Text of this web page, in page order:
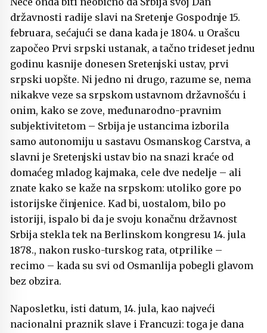
državnosti radije slavi na Sretenje Gospodnje 15.
februara, sećajući se dana kada je 1804. u Orašcu
započeo Prvi srpski ustanak, a tačno trideset jednu
godinu kasnije donesen Sretenjski ustav, prvi
srpski uopšte. Ni jedno ni drugo, razume se, nema
nikakve veze sa srpskom ustavnom državnošću i
onim, kako se zove, međunarodno-pravnim
subjektivitetom – Srbija je ustancima izborila
samo autonomiju u sastavu Osmanskog Carstva, a
slavni je Sretenjski ustav bio na snazi kraće od
domaćeg mladog kajmaka, cele dve nedelje – ali
znate kako se kaže na srpskom: utoliko gore po
istorijske činjenice. Kad bi, uostalom, bilo po
istoriji, ispalo bi da je svoju konačnu državnost
Srbija stekla tek na Berlinskom kongresu 14. jula
1878., nakon rusko-turskog rata, otprilike –
recimo – kada su svi od Osmanlija pobegli glavom
bez obzira.
Naposletku, isti datum, 14. jula, kao najveći
nacionalni praznik slave i Francuzi: toga je dana